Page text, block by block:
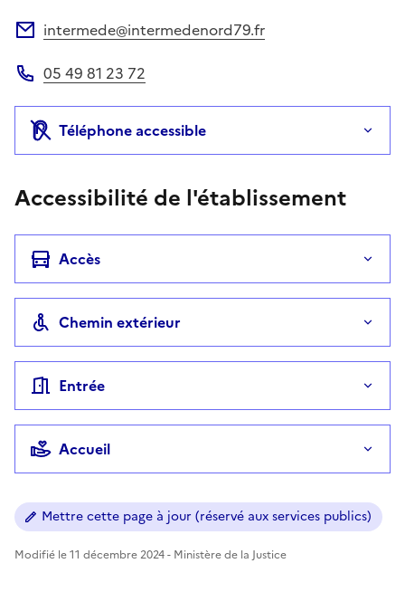
intermede@intermedenord79.fr
05 49 81 23 72
Téléphone accessible
Accessibilité de l'établissement
Accès
Chemin extérieur
Entrée
Accueil
Mettre cette page à jour (réservé aux services publics)
Modifié le 11 décembre 2024 - Ministère de la Justice